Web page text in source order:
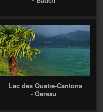
Lac des Quatre-Cantons
- Gersau